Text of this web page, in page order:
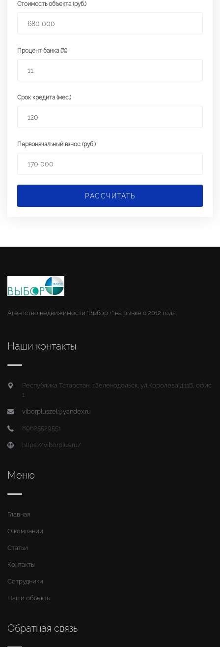
Стоимость объекта (руб.)
Процент банка (%)
Срок кредита (мес.)
Первоначальный взнос (руб.)
РАССЧИТАТЬ
Агентство недвижимости "Выбор +" на рынке с 2012 года.
Наши контакты
Республика Татарстан, г.Зеленодольск, ул.Королева д.11Б, офис
1
viborpluszel@yandex.ru
89625529551
https://viborplus.ru/
Меню
Главная
О компании
Статьи
Контакты
Сотрудники
Наши объекты
Обратная связь